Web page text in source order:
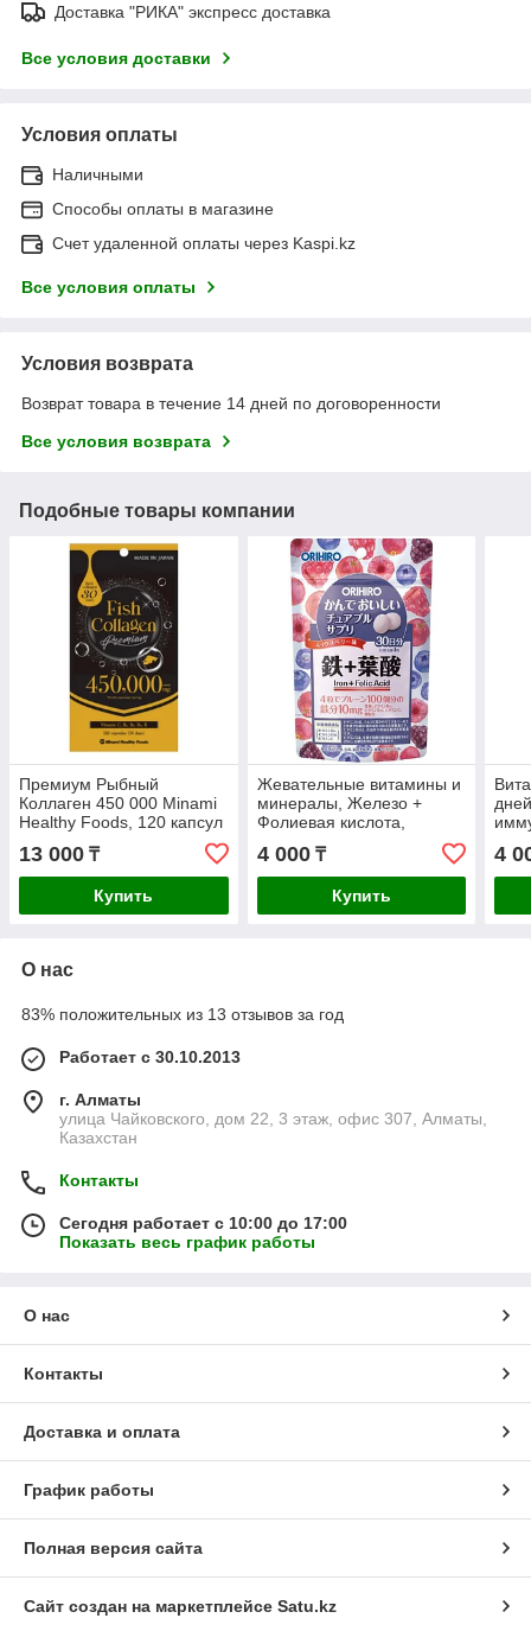
Доставка "РИКА" экспресс доставка
Все условия доставки
Условия оплаты
Наличными
Способы оплаты в магазине
Счет удаленной оплаты через Kaspi.kz
Все условия оплаты
Условия возврата
Возврат товара в течение 14 дней по договоренности
Все условия возврата
Подобные товары компании
Премиум Рыбный
Коллаген 450 000 Minami
Healthy Foods, 120 капсул
на 30 дней
13 000 ₸
Купить
Жевательные витамины и
минералы, Железо +
Фолиевая кислота,
ORIHIRO. С ягодным
вкусом, 120 шт на 30
дней*
4 000₸
Купить
4
О нас
83% положительных из 13 отзывов за год
Работает с 30.10.2013
г. Алматы
улица Чайковского, дом 22, 3 этаж, офис 307, Алматы,
Казахстан
Контакты
Сегодня работает с 10:00 до 17:00
Показать весь график работы
О нас
Контакты
Доставка и оплата
График работы
Полная версия сайта
Сайт создан на маркетплейсе Satu.kz